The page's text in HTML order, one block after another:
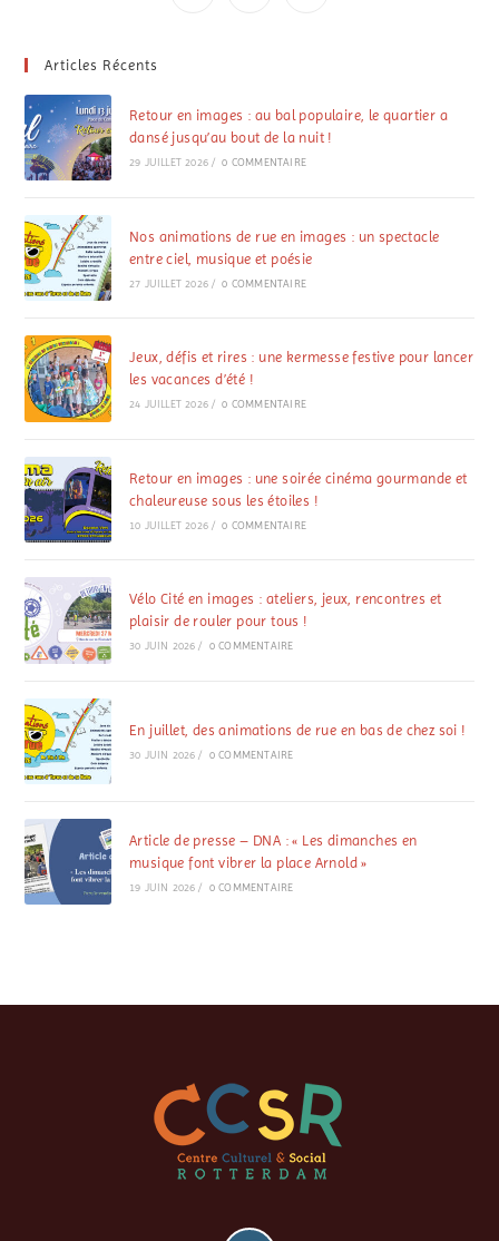
Articles Récents
Retour en images : au bal populaire, le quartier a
dansé jusqu’au bout de la nuit !
29 JUILLET 2026 / 0 COMMENTAIRE
Nos animations de rue en images : un spectacle
entre ciel, musique et poésie
27 JUILLET 2026 / 0 COMMENTAIRE
Jeux, défis et rires : une kermesse festive pour lancer
les vacances d’été !
24 JUILLET 2026 / 0 COMMENTAIRE
Retour en images : une soirée cinéma gourmande et
chaleureuse sous les étoiles !
10 JUILLET 2026 / 0 COMMENTAIRE
Vélo Cité en images : ateliers, jeux, rencontres et
plaisir de rouler pour tous !
30 JUIN 2026 / 0 COMMENTAIRE
En juillet, des animations de rue en bas de chez soi !
30 JUIN 2026 / 0 COMMENTAIRE
Article de presse – DNA : « Les dimanches en
musique font vibrer la place Arnold »
19 JUIN 2026 / 0 COMMENTAIRE